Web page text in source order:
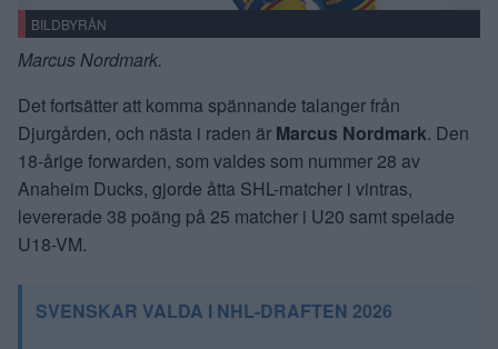
BILDBYRÅN
Marcus Nordmark.
Det fortsätter att komma spännande talanger från
Djurgården, och nästa i raden är Marcus Nordmark. Den
18-årige forwarden, som valdes som nummer 28 av
Anaheim Ducks, gjorde åtta SHL-matcher i vintras,
levererade 38 poäng på 25 matcher i U20 samt spelade
U18-VM.
SVENSKAR VALDA I NHL-DRAFTEN 2026